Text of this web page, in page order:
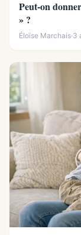
Peut-on
» ?
Éloïse Marchais·3